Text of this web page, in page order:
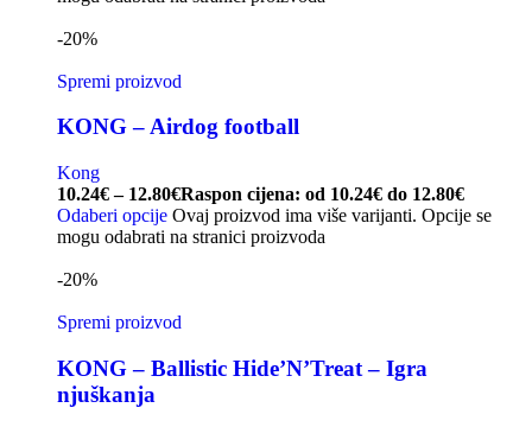
-20%
Spremi proizvod
KONG – Airdog football
Kong
10.24€ – 12.80€Raspon cijena: od 10.24€ do 12.80€
Odaberi opcije Ovaj proizvod ima više varijanti. Opcije se
mogu odabrati na stranici proizvoda
-20%
Spremi proizvod
KONG – Ballistic Hide’N’Treat – Igra
njuškanja